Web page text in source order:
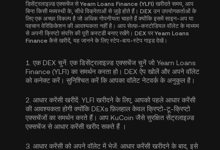
डिसेंट्रलाइज़्ड एक्सचेंज से Yearn Loans Finance (YLFI) खरीदते समय, आप
बिना किसी मध्यस्थी के, सीधे विक्रेताओं से जुड़े होते हैं। DEX उन उपयोगकर्ताओं के
लिए एक अच्छा विकल्प है जो अधिक गोपनीयता चाहते हैं क्योंकि इसमें साइन-अप या
पहचान वेरिफ़िकेशन की आवश्यकता नहीं है। आप सेल्फ़-कस्टोडियल वॉलेट के माध्यम
से अपनी क्रिप्टो संपत्ति की पूरी कस्टडी बनाए रखेंगे। DEX पर Yearn Loans
Finance कैसे खरीदें, यह जानने के लिए स्टेप-बाय-स्टेप गाइड देखें।
1. एक DEX चुनें: एक डिसेंट्रलाइज़्ड एक्सचेंज चुनें जो Yearn Loans
Finance (YLFI) का समर्थन करता हो। DEX ऐप खोलें और अपने वॉलेट
को कनेक्ट करें। सुनिश्चित करें कि आपका वॉलेट नेटवर्क के अनुकूल है।
2. आधार करेंसी खरीदें: YLFI खरीदने के लिए, आपको पहले आधार करेंसी
की आवश्यकता होगी क्योंकि DEXs फ़िलहाल केवल क्रिप्टो-टू-क्रिप्टो
एक्सचेंजों का समर्थन करते हैं। आप KuCoin जैसे सुरक्षित सेंट्रलाइज़्ड
एक्सचेंज सेआधार करेंसी खरीद सकते हैं ।
3. आधार करेंसी को अपने वॉलेट में भेजें: आधार करेंसी खरीदने के बाद, इसे